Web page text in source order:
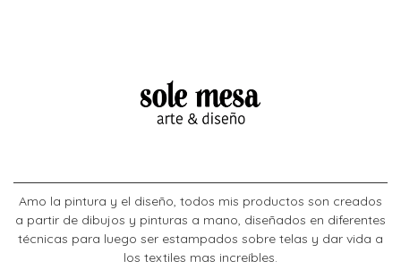
Amo la pintura y el diseño, todos mis productos son creados
a partir de dibujos y pinturas a mano, diseñados en diferentes
técnicas para luego ser estampados sobre telas y dar vida a
los textiles mas increíbles.